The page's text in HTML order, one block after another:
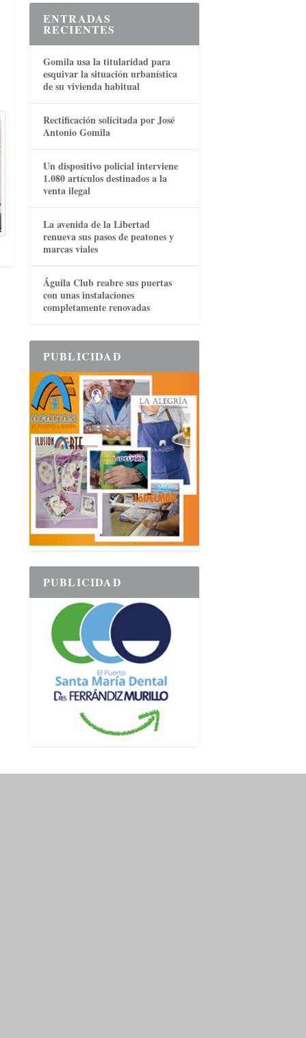
ENTRADAS
RECIENTES
Gomila usa la titularidad para
esquivar la situación urbanística
de su vivienda habitual
Rectificación solicitada por José
Antonio Gomila
Un dispositivo policial interviene
1.080 artículos destinados a la
venta ilegal
La avenida de la Libertad
renueva sus pasos de peatones y
marcas viales
Águila Club reabre sus puertas
con unas instalaciones
completamente renovadas
PUBLICIDAD
PUBLICIDAD